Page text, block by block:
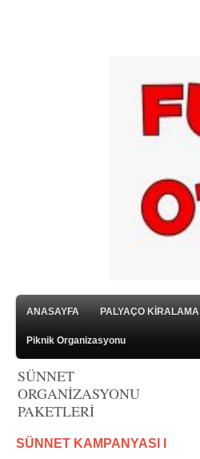
ANASAYFA PALYAÇO KİRALAMA
Piknik Organizasyonu
SÜNNET
ORGANİZASYONU
PAKETLERİ
SÜNNET KAMPANYASI I